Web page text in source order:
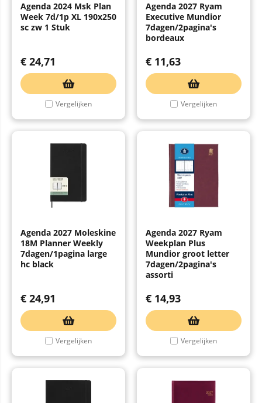
Agenda 2024 Msk Plan
Week 7d/1p XL 190x250
sc zw 1 Stuk
€ 24,71
Vergelijken
Agenda 2027 Ryam
Executive Mundior
7dagen/2pagina's
bordeaux
€ 11,63
Vergelijken
Agenda 2027 Moleskine
18M Planner Weekly
7dagen/1pagina large
hc black
€ 24,91
Vergelijken
Agenda 2027 Ryam
Weekplan Plus
Mundior groot letter
7dagen/2pagina's
assorti
€ 14,93
Vergelijken